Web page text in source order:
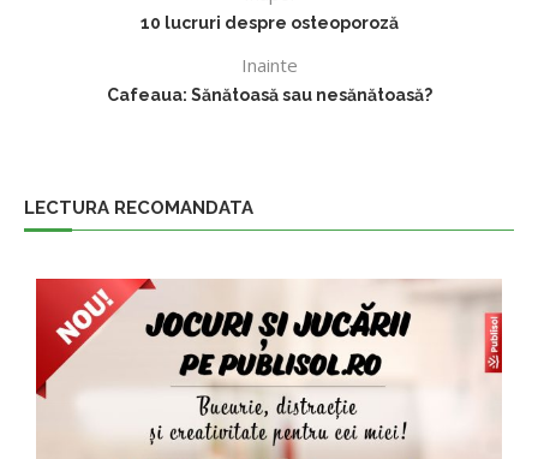
10 lucruri despre osteoporoză
Inainte
Cafeaua: Sănătoasă sau nesănătoasă?
LECTURA RECOMANDATA